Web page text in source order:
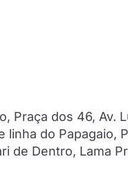
Praça dos 46, Av.
do Papagaio,
de Dentro, Lama